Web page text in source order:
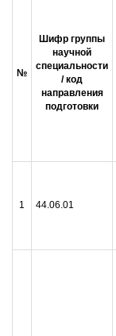
№
Шифр группы
научной
специальности
/ код
направления
подготовки
1 44.06.01